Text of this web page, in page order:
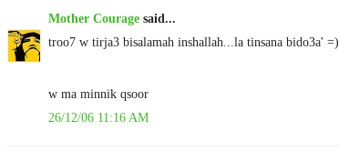
Mother Courage said...
troo7 w tirja3 bisalamah inshallah...la tinsana bido3a' =)
w ma minnik qsoor
26/12/06 11:16 AM